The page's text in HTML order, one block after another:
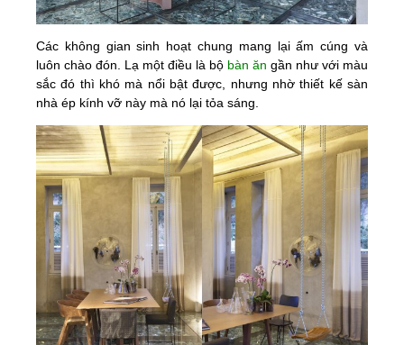
Các không gian sinh hoạt chung mang lại ấm cúng và
luôn chào đón. Lạ một điều là bộ bàn ăn gần như với màu
sắc đó thì khó mà nổi bật được, nhưng nhờ thiết kế sàn
nhà ép kính vỡ này mà nó lại tỏa sáng.